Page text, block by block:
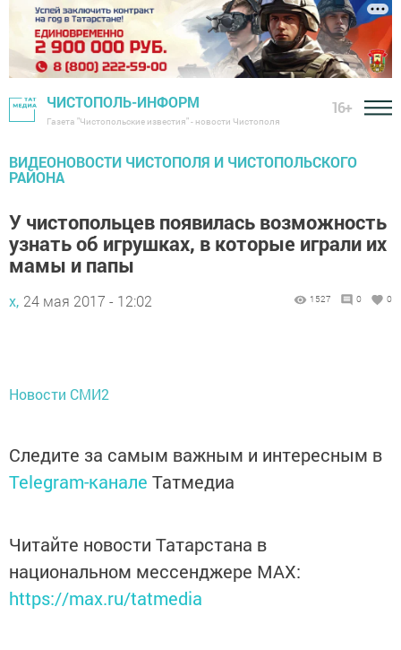
ЧИСТОПОЛЬ-ИНФОРМ
Газета "Чистопольские известия" - новости Чистополя
16+
ВИДЕОНОВОСТИ ЧИСТОПОЛЯ И ЧИСТОПОЛЬСКОГО
РАЙОНА
У чистопольцев появилась возможность
узнать об игрушках, в которые играли их
мамы и папы
х, 24 мая 2017 - 12:02 1527 0 0
Новости СМИ2
Следите за самым важным и интересным в
Telegram-канале Татмедиа
Читайте новости Татарстана в
национальном мессенджере MАХ:
https://max.ru/tatmedia